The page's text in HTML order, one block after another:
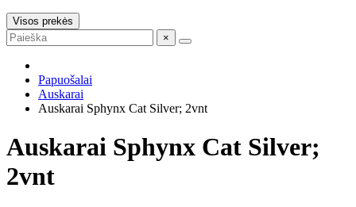
Visos prekės
×
Papuošalai
Auskarai
Auskarai Sphynx Cat Silver; 2vnt
Auskarai Sphynx Cat Silver;
2vnt